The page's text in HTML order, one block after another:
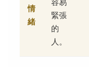
情
緒
緊張
的
人。